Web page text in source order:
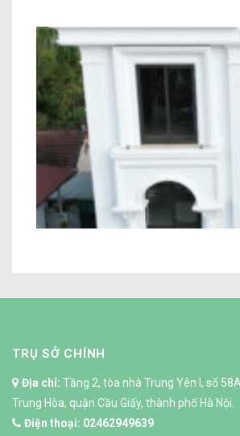
Dự án Biệt thự
TRỤ SỞ CHÍNH
Địa chỉ: Tầng 2, tòa nhà Trung Yên I, số
Trung Hòa, quận Cầu Giấy, thành phố Hà Nội.
Điện thoại: 02462949639